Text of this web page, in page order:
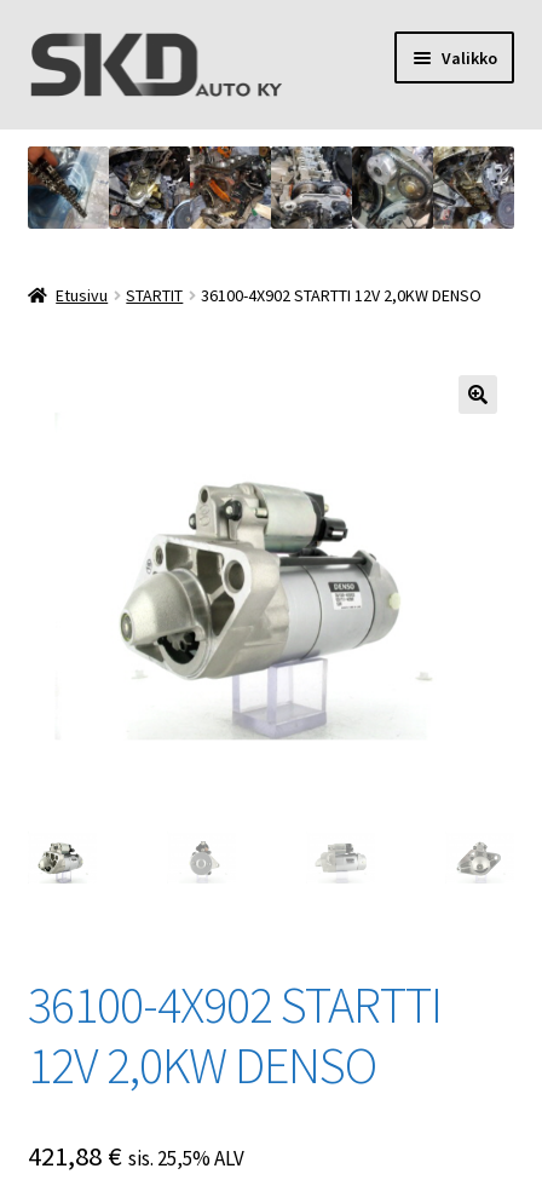
Siirry
navigointiin
Siirry
sisältöön
Valikko
SKD Auto Ky
Toimitusehdot
Etusivu STARTIT 36100-4X902 STARTTI 12V 2,0KW DENSO
36100-4X902 STARTTI
12V 2,0KW DENSO
421,88 € sis. 25,5% ALV